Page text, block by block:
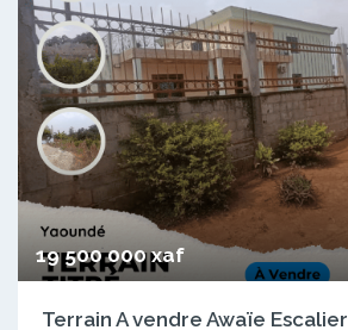
19 500 000 xaf
Terrain A vendre Awaïe Escalier